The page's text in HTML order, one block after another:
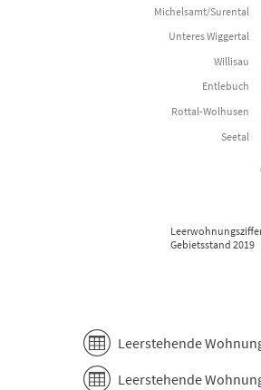
The chart has 1 X axis
The chart has 1 Y axis
Gebietsstand 2019
Seetal
Rottal-Wolhusen
Entlebuch
Willisau
Unteres Wiggertal
Michelsamt/Surental
Leerstehende
Leerstehende